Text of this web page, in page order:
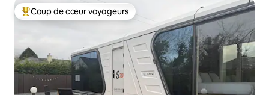
Coup de cœur voyageurs parmi les plus aimés
Coup de cœur voyageurs